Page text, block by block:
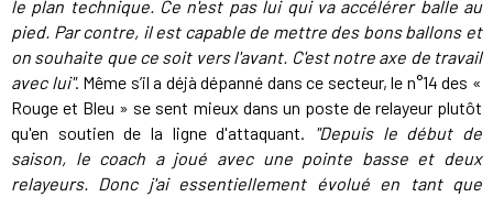
le plan technique. Ce n'est pas lui qui va accélérer balle au
pied. Par contre, il est capable de mettre des bons ballons et
on souhaite que ce soit vers l'avant. C'est notre axe de travail
avec lui". Même s’il a déjà dépanné dans ce secteur, le n°14 des «
Rouge et Bleu » se sent mieux dans un poste de relayeur plutôt
qu'en soutien de la ligne d'attaquant.
"Depuis le début de
saison, le coach a joué avec une pointe basse et deux
relayeurs. Donc j'ai essentiellement évolué en tant que